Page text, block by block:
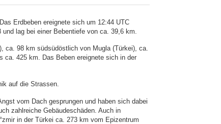
Erdbeben ereignete sich um 12:44 UTC
lag bei einer Bebentiefe von ca. 39,6 km.
ca. 98 km südsüdöstlich von Mugla (Türkei), ca.
ca. 425 km. Das Beben ereignete sich in der
auf die Strassen.
vom Dach gesprungen und haben sich dabei
zahlreiche Gebäudeschäden. Auch in
in der Türkei ca. 273 km vom Epizentrum